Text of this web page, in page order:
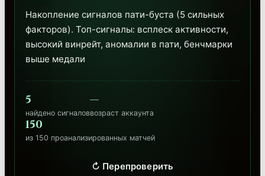
Накопление сигналов пати-буста (5 сильных
факторов). Топ-сигналы: всплеск активности,
высокий винрейт, аномалии в пати, бенчмарки
выше медали
5
найдено сигналов
—
возраст аккаунта
150
из 150 проанализированных матчей
↻ Перепроверить